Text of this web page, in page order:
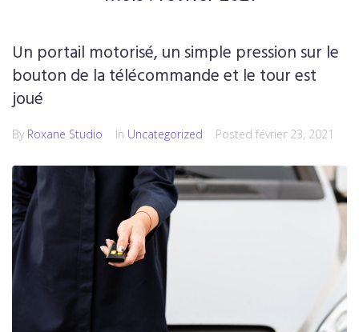
Un portail motorisé, un simple pression sur le
bouton de la télécommande et le tour est
joué
By Roxane Studio In Uncategorized Posted février 23, 2021